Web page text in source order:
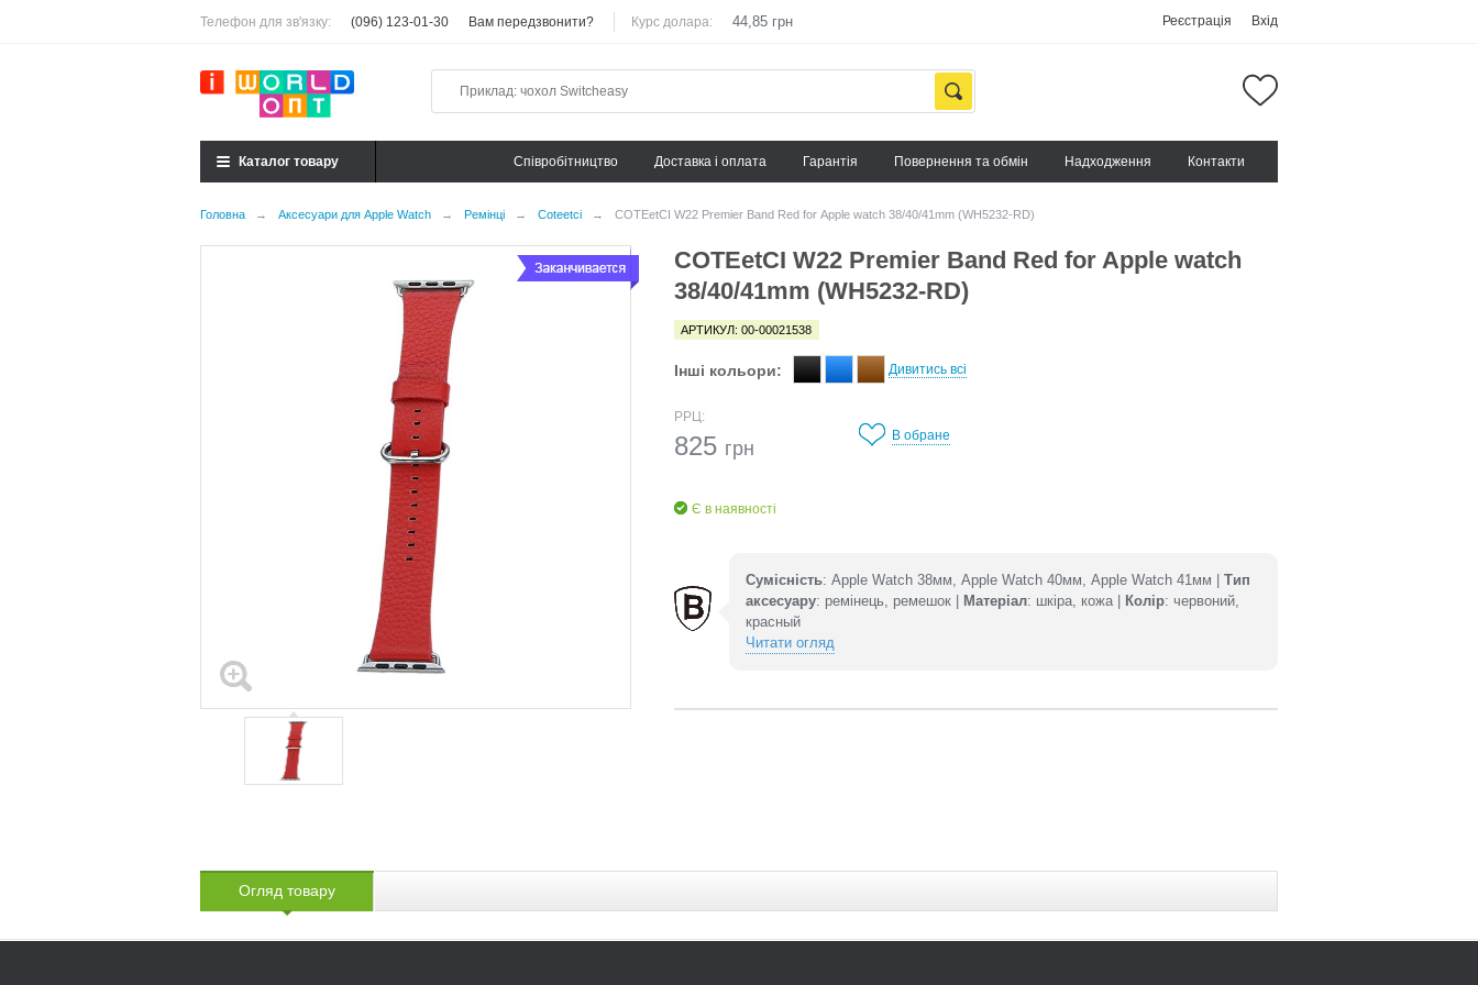
Каталог товару Cпівробітництво Доставка і оплата Гарантія Повернення та обмін Надходження Контакти
Телефон для зв'язку: (096) 123-01-30 Вам передзвонити? Курс долара: 44,85 грн Реєстрація Вхід
Головна → Аксесуари для Apple Watch → Ремінці → Coteetci → COTEetCI W22 Premier Band Red for Apple watch 38/40/41mm (WH5232-RD)
COTEetCI W22 Premier Band Red for Apple watch
38/40/41mm (WH5232-RD)
АРТИКУЛ: 00-00021538
Інші кольори: Дивитись всі
РРЦ:
825 грн
Є в наявності
В обране
Сумісність: Apple Watch 38мм, Apple Watch 40мм, Apple Watch 41мм |Тип
аксесуару: ремінець, ремешок | Матеріал: шкіра, кожа | Колір: червоний,
красный
Читати огляд
Огляд товару